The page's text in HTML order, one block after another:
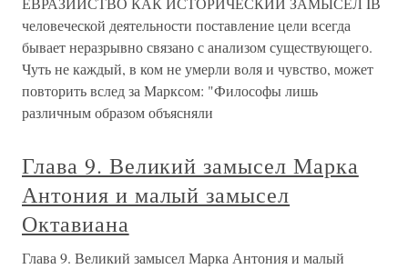
Германии (23 августа 1914 года), японцы осадили и взяли
штурмом принадлежавший Германии порт Циндао,
оборону которого
ЕВРАЗИЙСТВО КАК
ЕВРАЗИЙСТВО КАК ИСТОРИЧЕСКИЙ ЗАМЫСЕЛ IВ
человеческой деятельности поставление цели всегда
бывает неразрывно связано с анализом существующего.
Чуть не каждый, в ком не умерли воля и чувство, может
повторить вслед за Марксом: "Философы лишь